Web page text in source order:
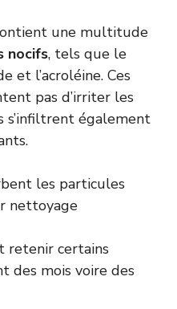
une multitude
nocifs, tels que le
et l’acroléine. Ces
pas d’irriter les
s’infiltrent également
les particules
nettoyage
retenir certains
des mois voire des